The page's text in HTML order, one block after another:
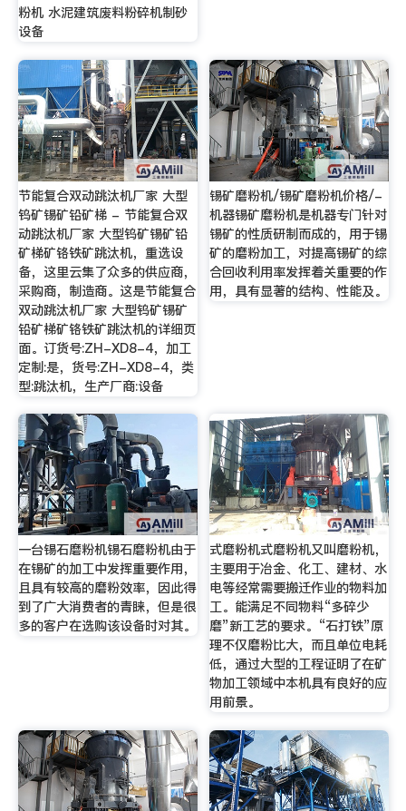
粉机 水泥建筑废料粉碎机制砂
设备
节能复合双动跳汰机厂家 大型
钨矿锡矿铅矿梯 - 节能复合双
动跳汰机厂家 大型钨矿锡矿铅
矿梯矿铬铁矿跳汰机，重选设
备，这里云集了众多的供应商，
采购商，制造商。这是节能复合
双动跳汰机厂家 大型钨矿锡矿
铅矿梯矿铬铁矿跳汰机的详细页
面。订货号:ZH-XD8-4，加工
定制:是，货号:ZH-XD8-4，类
型:跳汰机，生产厂商:设备
锡矿磨粉机/锡矿磨粉机价格/-
机器锡矿磨粉机是机器专门针对
锡矿的性质研制而成的，用于锡
矿的磨粉加工，对提高锡矿的综
合回收利用率发挥着关重要的作
用，具有显著的结构、性能及。
一台锡石磨粉机锡石磨粉机由于
在锡矿的加工中发挥重要作用，
且具有较高的磨粉效率，因此得
到了广大消费者的青睐，但是很
多的客户在选购该设备时对其。
式磨粉机式磨粉机又叫磨粉机，
主要用于冶金、化工、建材、水
电等经常需要搬迁作业的物料加
工。能满足不同物料“多碎少
磨”新工艺的要求。“石打铁”原
理不仅磨粉比大，而且单位电耗
低，通过大型的工程证明了在矿
物加工领域中本机具有良好的应
用前景。